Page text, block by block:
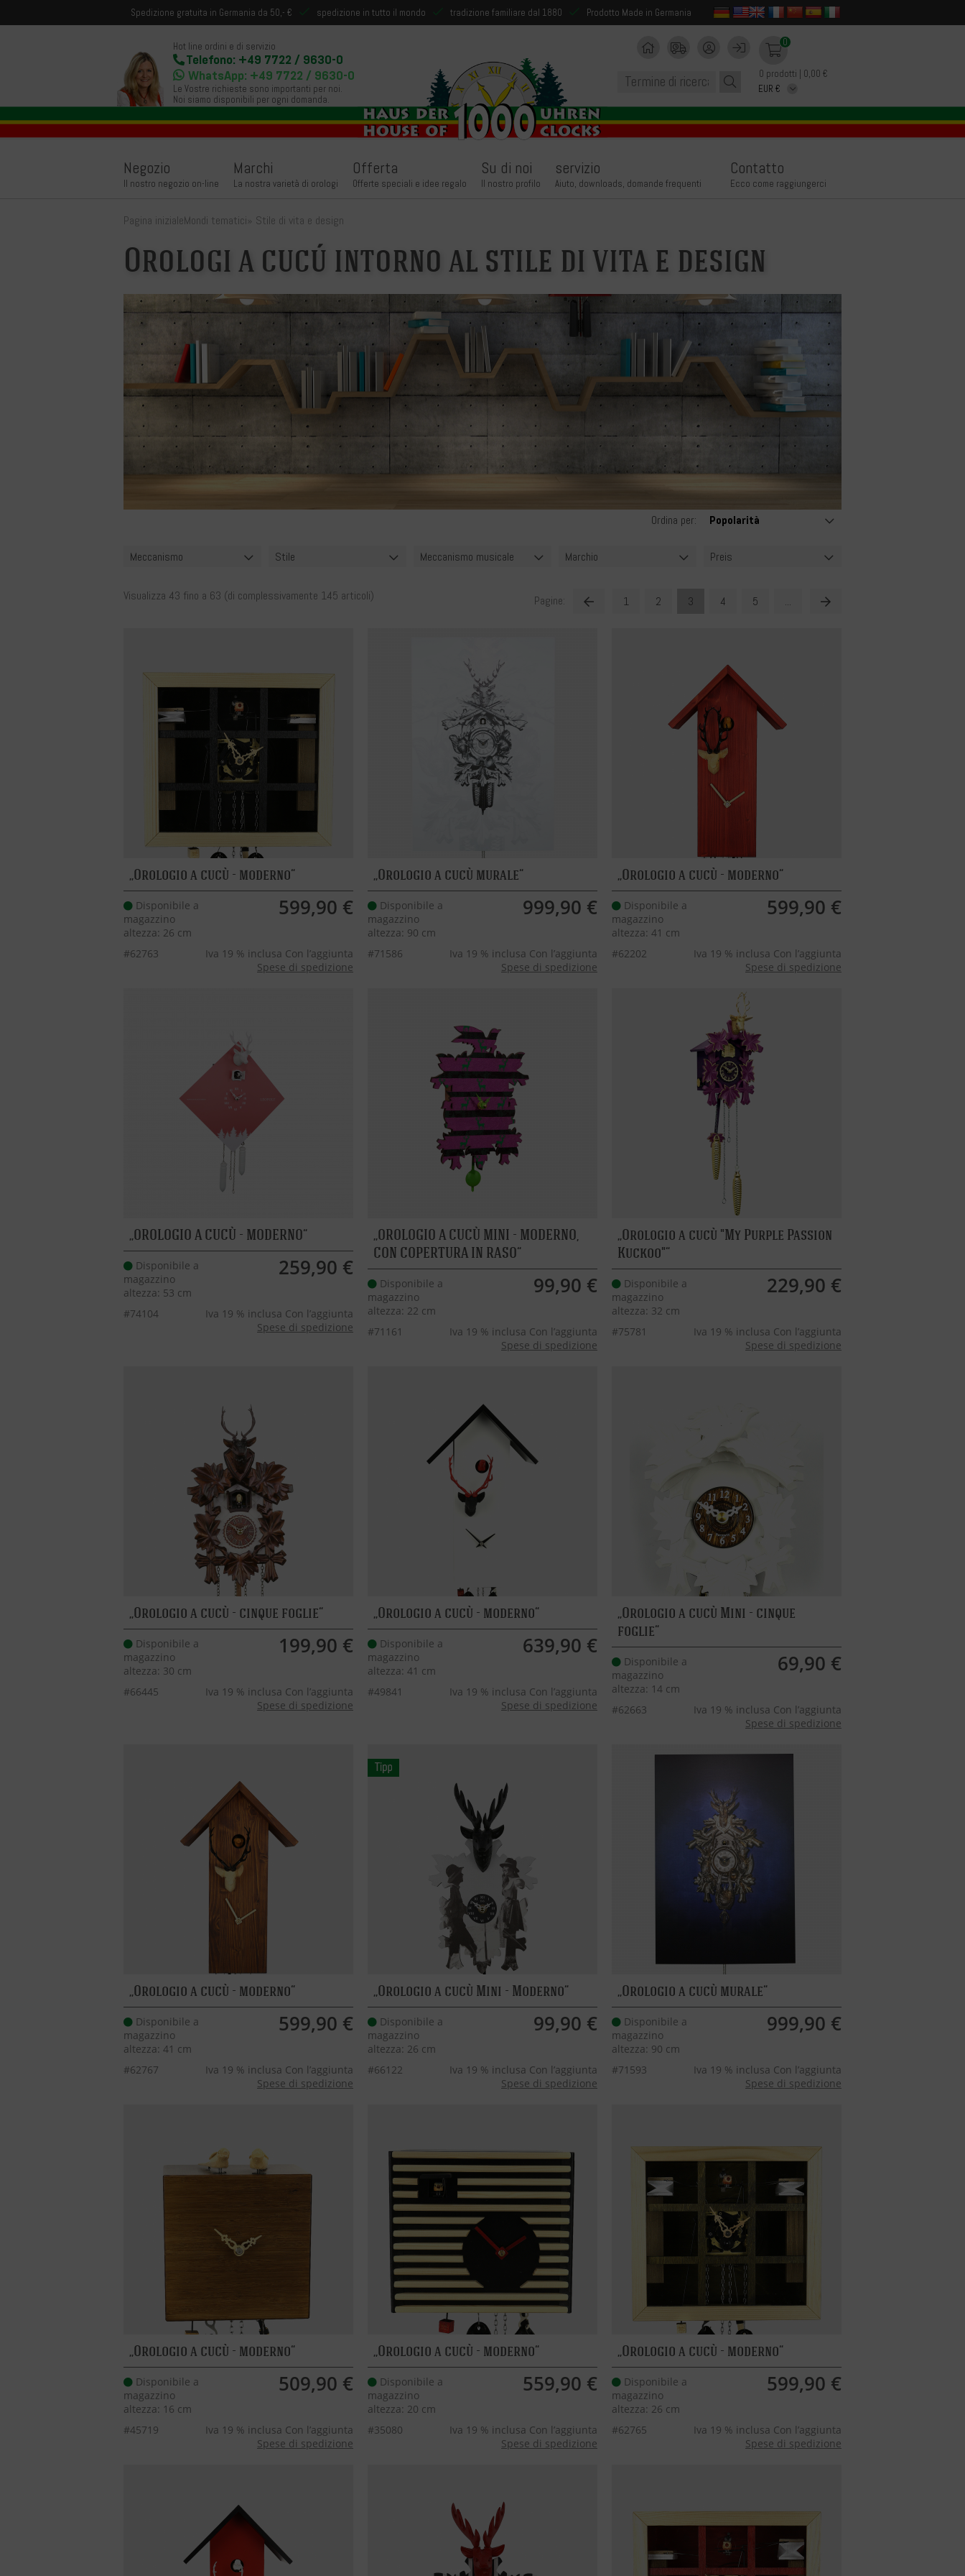
Spedizione gratuita in Germania da 50,- € spedizione in tutto il mondo tradizione familiare dal 1880 Prodotto Made in Germania
Hot line ordini e di servizio
Telefono: +49 7722 / 9630-0
WhatsApp: +49 7722 / 9630-0
Le Vostre richieste sono importanti per noi.
Noi siamo disponibili per ogni domanda.
0
0 prodotti | 0,00 €
Negozio
Il nostro negozio on-line
Marchi
La nostra varietà di orologi
Offerta
Offerte speciali e idee regalo
Su di noi
Il nostro profilo
servizio
Aiuto, downloads, domande frequenti
Contatto
Ecco come raggiungerci
Pagina inizialeMondi tematici» Stile di vita e design
Orologi a cucú intorno al stile di vita e design
Ordina per:
Meccanismo Stile Meccanismo musicale Marchio Preis
Visualizza 43 fino a 63 (di complessivamente 145 articoli) Pagine: 1 2 3 4 5 ...
Orologio a cucù - moderno
Disponibile a
magazzino
altezza: 26 cm
599,90 €
#62763
Iva 19 % inclusa Con l’aggiunta
Spese di spedizione
Orologio a cucù murale
Disponibile a
magazzino
altezza: 90 cm
999,90 €
#71586
Iva 19 % inclusa Con l’aggiunta
Spese di spedizione
Orologio a cucù - moderno
Disponibile a
magazzino
altezza: 41 cm
599,90 €
#62202
Iva 19 % inclusa Con l’aggiunta
Spese di spedizione
OROLOGIO A CUCÙ - MODERNO
Disponibile a
magazzino
altezza: 53 cm
259,90 €
#74104
Iva 19 % inclusa Con l’aggiunta
Spese di spedizione
OROLOGIO A CUCÙ MINI - MODERNO,
CON COPERTURA IN RASO
Disponibile a
magazzino
altezza: 22 cm
99,90 €
#71161
Iva 19 % inclusa Con l’aggiunta
Spese di spedizione
Orologio a cucù "My Purple Passion
Kuckoo"
Disponibile a
magazzino
altezza: 32 cm
229,90 €
#75781
Iva 19 % inclusa Con l’aggiunta
Spese di spedizione
Orologio a cucù - cinque foglie
Disponibile a
magazzino
altezza: 30 cm
199,90 €
#66445
Iva 19 % inclusa Con l’aggiunta
Spese di spedizione
Orologio a cucù - moderno
Disponibile a
magazzino
altezza: 41 cm
639,90 €
#49841
Iva 19 % inclusa Con l’aggiunta
Spese di spedizione
Orologio a cucù Mini - cinque
foglie
Disponibile a
magazzino
altezza: 14 cm
69,90 €
#62663
Iva 19 % inclusa Con l’aggiunta
Spese di spedizione
Orologio a cucù - moderno
Disponibile a
magazzino
altezza: 41 cm
599,90 €
#62767
Iva 19 % inclusa Con l’aggiunta
Spese di spedizione
Orologio a cucù Mini - Moderno
Disponibile a
magazzino
altezza: 26 cm
99,90 €
#66122
Iva 19 % inclusa Con l’aggiunta
Spese di spedizione
Orologio a cucù murale
Disponibile a
magazzino
altezza: 90 cm
999,90 €
#71593
Iva 19 % inclusa Con l’aggiunta
Spese di spedizione
Orologio a cucù - moderno
Disponibile a
magazzino
altezza: 16 cm
509,90 €
#45719
Iva 19 % inclusa Con l’aggiunta
Spese di spedizione
Orologio a cucù - moderno
Disponibile a
magazzino
altezza: 20 cm
559,90 €
#35080
Iva 19 % inclusa Con l’aggiunta
Spese di spedizione
Orologio a cucù - moderno
Disponibile a
magazzino
altezza: 26 cm
599,90 €
#62765
Iva 19 % inclusa Con l’aggiunta
Spese di spedizione